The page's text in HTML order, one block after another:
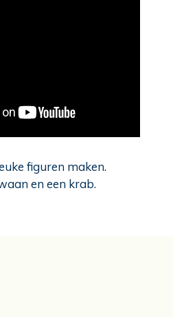
figuren maken.
en een krab.